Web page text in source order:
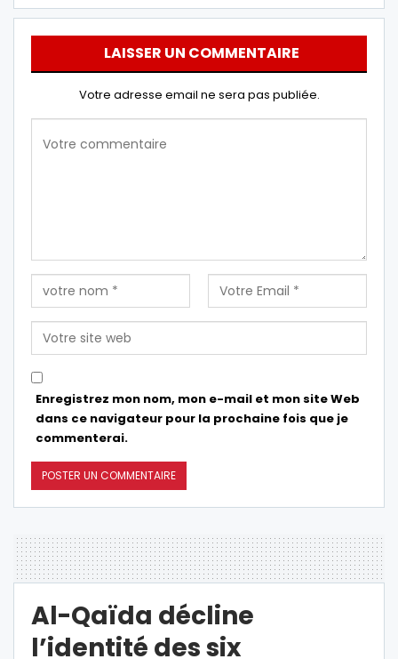
LAISSER UN COMMENTAIRE
Votre adresse email ne sera pas publiée.
Enregistrez mon nom, mon e-mail et mon site Web
dans ce navigateur pour la prochaine fois que je
commenterai.
Al-Qaïda décline
l’identité des six